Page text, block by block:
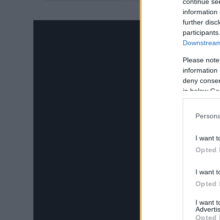
information
further
Please
information
deny
in below
I want
Opted
I want
Opted
I want
Opted